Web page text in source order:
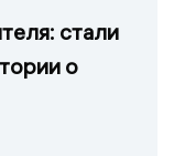
стали
о